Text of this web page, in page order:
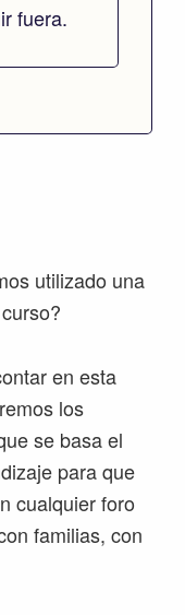
fuera.
utilizado una
en esta
los
se basa el
para que
cualquier foro
familias, con